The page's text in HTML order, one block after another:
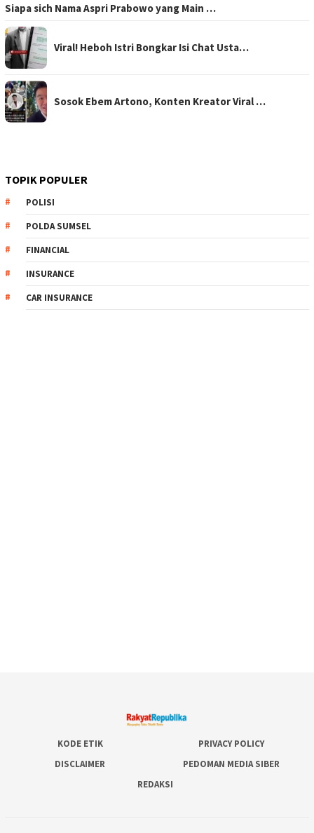
Siapa sich Nama Aspri Prabowo yang Main …
Viral! Heboh Istri Bongkar Isi Chat Usta…
Sosok Ebem Artono, Konten Kreator Viral …
TOPIK POPULER
POLISI
POLDA SUMSEL
FINANCIAL
INSURANCE
CAR INSURANCE
KODE ETIK
PRIVACY POLICY
DISCLAIMER
PEDOMAN MEDIA SIBER
REDAKSI